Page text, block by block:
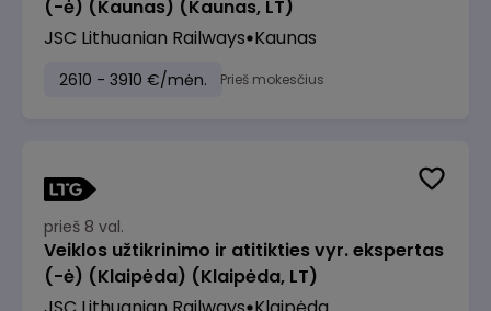
(-ė) (Kaunas) (Kaunas, LT)
JSC Lithuanian Railways Kaunas
2610 - 3910 €/mėn. Prieš mokesčius
prieš 8 val.
Veiklos užtikrinimo ir atitikties vyr. ekspertas
(-ė) (Klaipėda) (Klaipėda, LT)